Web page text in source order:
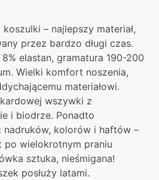
– najlepszy materiał,
przez bardzo długi czas.
8% elastan, gramatura 190-200
Wielki komfort noszenia,
materiałowi.
wszywki z
i biodrze. Ponadto
nadruków, kolorów i haftów –
po wielokrotnym praniu
sztuka, nieśmigana!
posłuży latami.